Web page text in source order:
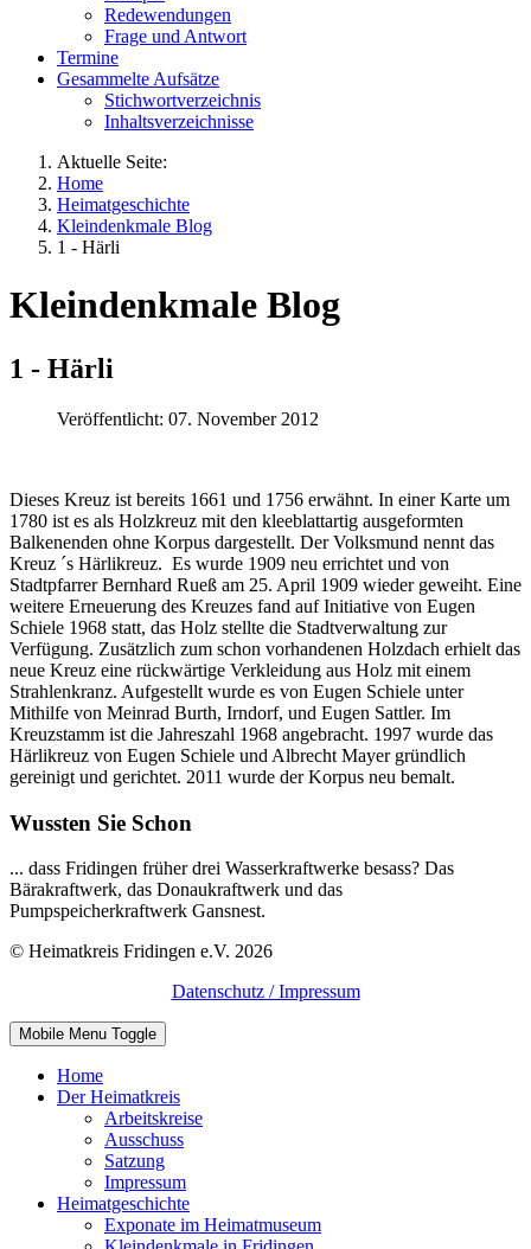
Redewendungen
Frage und Antwort
Termine
Gesammelte Aufsätze
Stichwortverzeichnis
Inhaltsverzeichnisse
Aktuelle Seite:
Home
Heimatgeschichte
Kleindenkmale Blog
1 - Härli
Kleindenkmale Blog
1 - Härli
Veröffentlicht: 07. November 2012
Dieses Kreuz ist bereits 1661 und 1756 erwähnt. In einer Karte um
1780 ist es als Holzkreuz mit den kleeblattartig ausgeformten
Balkenenden ohne Korpus dargestellt. Der Volksmund nennt das
Kreuz ´s Härlikreuz. Es wurde 1909 neu errichtet und von
Stadtpfarrer Bernhard Rueß am 25. April 1909 wieder geweiht. Eine
weitere Erneuerung des Kreuzes fand auf Initiative von Eugen
Schiele 1968 statt, das Holz stellte die Stadtverwaltung zur
Verfügung. Zusätzlich zum schon vorhandenen Holzdach erhielt das
neue Kreuz eine rückwärtige Verkleidung aus Holz mit einem
Strahlenkranz. Aufgestellt wurde es von Eugen Schiele unter
Mithilfe von Meinrad Burth, Irndorf, und Eugen Sattler. Im
Kreuzstamm ist die Jahreszahl 1968 angebracht. 1997 wurde das
Härlikreuz von Eugen Schiele und Albrecht Mayer gründlich
gereinigt und gerichtet. 2011 wurde der Korpus neu bemalt.
Wussten Sie Schon
... dass Fridingen früher drei Wasserkraftwerke besass? Das
Bärakraftwerk, das Donaukraftwerk und das
Pumpspeicherkraftwerk Gansnest.
© Heimatkreis Fridingen e.V. 2026
Datenschutz / Impressum
Mobile Menu Toggle
Home
Der Heimatkreis
Arbeitskreise
Ausschuss
Satzung
Impressum
Heimatgeschichte
Exponate im Heimatmuseum